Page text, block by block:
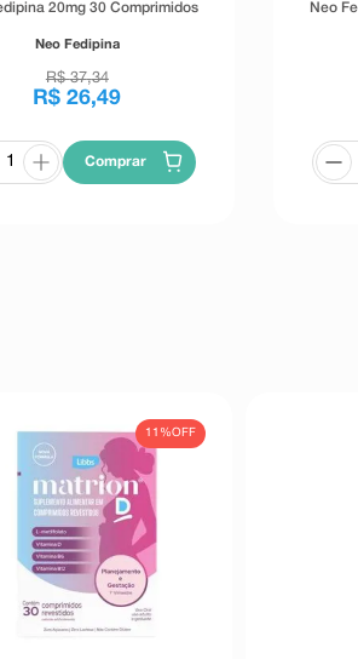
20mg 30 Comprimidos
Neo Fedipina
R$ 37,34
R$ 26,49
Comprar
Neo
11%OFF